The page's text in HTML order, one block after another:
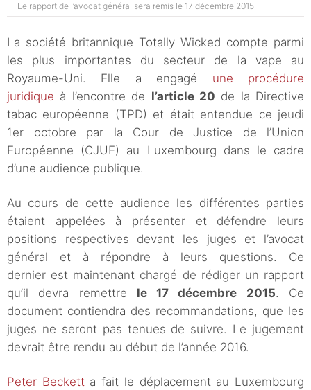
Le rapport de l’avocat général sera remis le 17 décembre 2015
La société britannique Totally Wicked compte parmi
les plus importantes du secteur de la vape au
Royaume-Uni. Elle a engagé une procédure
juridique à l’encontre de l’article 20 de la Directive
tabac européenne (TPD) et était entendue ce jeudi
1er octobre par la Cour de Justice de l’Union
Européenne (CJUE) au Luxembourg dans le cadre
d’une audience publique.
Au cours de cette audience les différentes parties
étaient appelées à présenter et défendre leurs
positions respectives devant les juges et l’avocat
général et à répondre à leurs questions. Ce
dernier est maintenant chargé de rédiger un rapport
qu’il devra remettre le 17 décembre 2015. Ce
document contiendra des recommandations, que les
juges ne seront pas tenues de suivre. Le jugement
devrait être rendu au début de l’année 2016.
Peter Becketta fait le déplacement au Luxembourg